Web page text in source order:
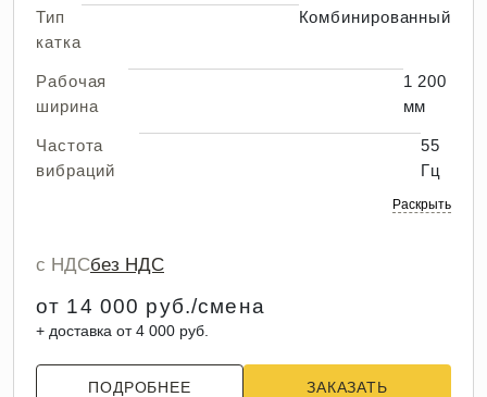
Тип
катка
Комбинированный
Рабочая
ширина
1 200
мм
Частота
вибраций
55
Гц
Раскрыть
с НДСбез НДС
от 14 000 руб./смена
+ доставка от 4 000 руб.
ПОДРОБНЕЕ ЗАКАЗАТЬ